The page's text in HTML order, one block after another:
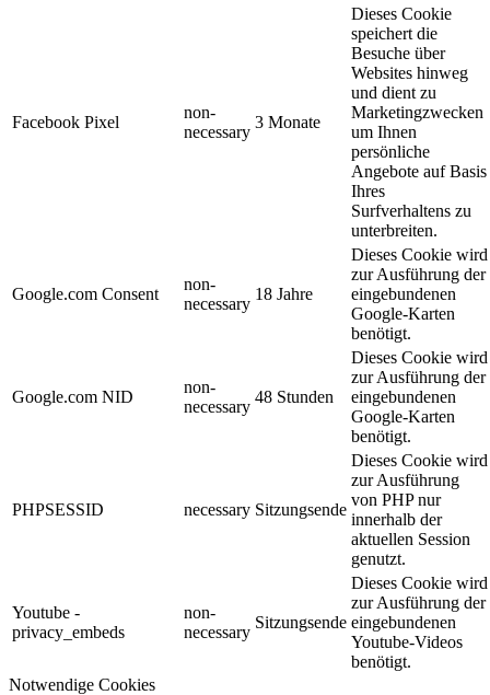
Facebook Pixel
non-
necessary
3 Monate
Dieses Cookie
speichert die
Besuche über
Websites hinweg
und dient zu
Marketingzwecken
um Ihnen
persönliche
Angebote auf Basis
Ihres
Surfverhaltens zu
unterbreiten.
Google.com Consent
non-
necessary
18 Jahre
Dieses Cookie wird
zur Ausführung der
eingebundenen
Google-Karten
benötigt.
Google.com NID
non-
necessary
48 Stunden
Dieses Cookie wird
zur Ausführung der
eingebundenen
Google-Karten
benötigt.
PHPSESSID necessary Sitzungsende
Dieses Cookie wird
zur Ausführung
von PHP nur
innerhalb der
aktuellen Session
genutzt.
Youtube -
privacy_embeds
non-
necessary
Sitzungsende
Dieses Cookie wird
zur Ausführung der
eingebundenen
Youtube-Videos
benötigt.
Notwendige Cookies